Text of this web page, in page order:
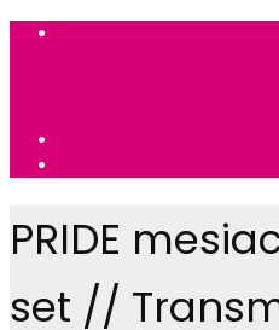
PRIDE
set //